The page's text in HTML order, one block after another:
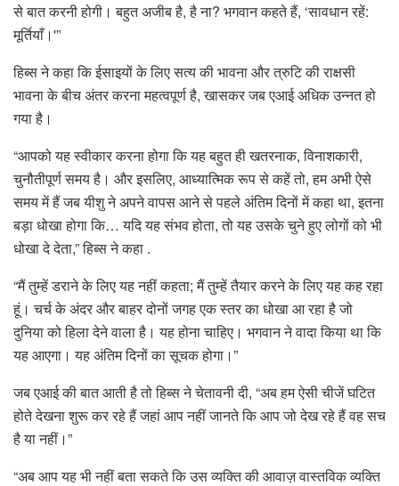
से बात करनी होगी। बहुत अजीब है, है ना? भगवान कहते हैं, ‘सावधान रहें:
मूर्तियाँ।'”
हिब्स ने कहा कि ईसाइयों के लिए सत्य की भावना और त्रुटि की राक्षसी
भावना के बीच अंतर करना महत्वपूर्ण है, खासकर जब एआई अधिक उन्नत हो
गया है।
“आपको यह स्वीकार करना होगा कि यह बहुत ही खतरनाक, विनाशकारी,
चुनौतीपूर्ण समय है। और इसलिए, आध्यात्मिक रूप से कहें तो, हम अभी ऐसे
समय में हैं जब यीशु ने अपने वापस आने से पहले अंतिम दिनों में कहा था, इतना
बड़ा धोखा होगा कि… यदि यह संभव होता, तो यह उसके चुने हुए लोगों को भी
धोखा दे देता,” हिब्स ने कहा .
“मैं तुम्हें डराने के लिए यह नहीं कहता; मैं तुम्हें तैयार करने के लिए यह कह रहा
हूं। चर्च के अंदर और बाहर दोनों जगह एक स्तर का धोखा आ रहा है जो
दुनिया को हिला देने वाला है। यह होना चाहिए। भगवान ने वादा किया था कि
यह आएगा। यह अंतिम दिनों का सूचक होगा।”
जब एआई की बात आती है तो हिब्स ने चेतावनी दी, “अब हम ऐसी चीजें घटित
होते देखना शुरू कर रहे हैं जहां आप नहीं जानते कि आप जो देख रहे हैं वह सच
है या नहीं।”
“अब आप यह भी नहीं बता सकते कि उस व्यक्ति की आवाज़ वास्तविक व्यक्ति